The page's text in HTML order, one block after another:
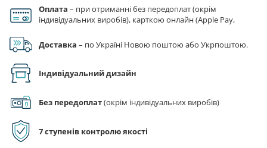
кількість
Оплата – при отриманні без передоплат (окрім
індивідуальних виробів), карткою онлайн (Apple Pay,
Доставка – по Україні Новою поштою або Укрпоштою.
Індивідуальний дизайн
Без передоплат(окрім індивідуальних виробів)
7 ступенів контролю якості